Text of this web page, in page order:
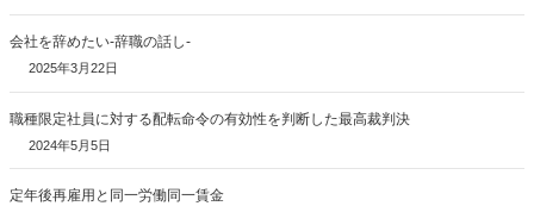
会社を辞めたい-辞職の話し-
2025年3月22日
職種限定社員に対する配転命令の有効性を判断した最高裁判決
2024年5月5日
定年後再雇用と同一労働同一賃金